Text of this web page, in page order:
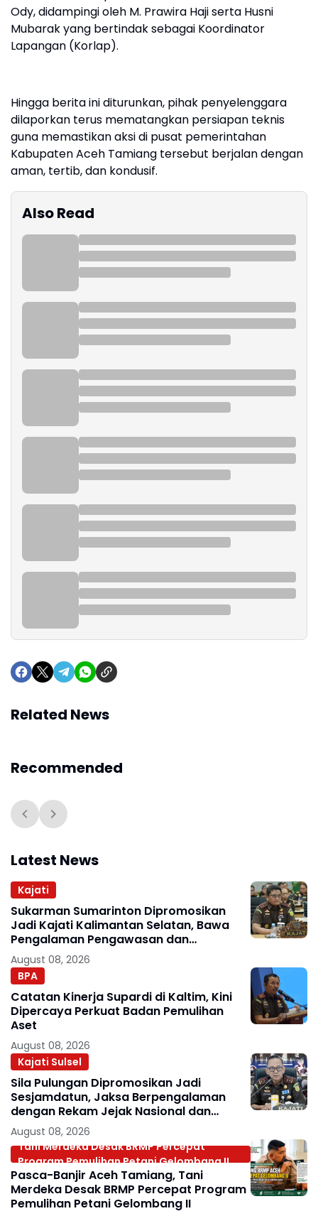
Ody, didampingi oleh M. Prawira Haji serta Husni
Mubarak yang bertindak sebagai Koordinator
Lapangan (Korlap).
Hingga berita ini diturunkan, pihak penyelenggara
dilaporkan terus mematangkan persiapan teknis
guna memastikan aksi di pusat pemerintahan
Kabupaten Aceh Tamiang tersebut berjalan dengan
aman, tertib, dan kondusif.
Also Read
Related News
Recommended
Latest News
Kajati
Sukarman Sumarinton Dipromosikan
Jadi Kajati Kalimantan Selatan, Bawa
Pengalaman Pengawasan dan
Kepemimpinan
August 08, 2026
BPA
Catatan Kinerja Supardi di Kaltim, Kini
Dipercaya Perkuat Badan Pemulihan
Aset
August 08, 2026
Kajati Sulsel
Sila Pulungan Dipromosikan Jadi
Sesjamdatun, Jaksa Berpengalaman
dengan Rekam Jejak Nasional dan
Internasional
August 08, 2026
Tani Merdeka Desak BRMP Percepat
Program Pemulihan Petani Gelombang II
Pasca-Banjir Aceh Tamiang, Tani
Merdeka Desak BRMP Percepat Program
Pemulihan Petani Gelombang II